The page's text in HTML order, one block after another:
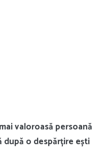
valoroasă persoană
o despărțire ești